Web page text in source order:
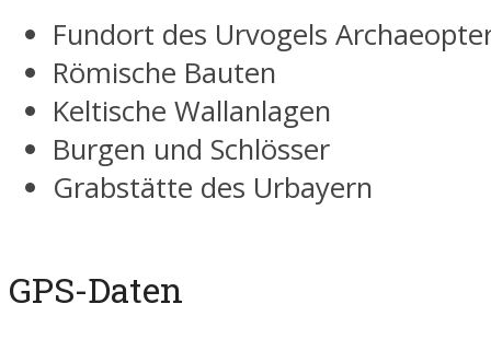
Fundort des Urvogels
Römische Bauten
Keltische Wallanlagen
Burgen und Schlösser
Grabstätte des Urbayern
GPS-Daten